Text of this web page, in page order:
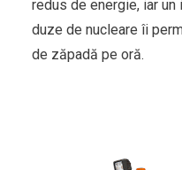
redus de energie, iar
duze de nucleare îi
de zăpadă pe oră.